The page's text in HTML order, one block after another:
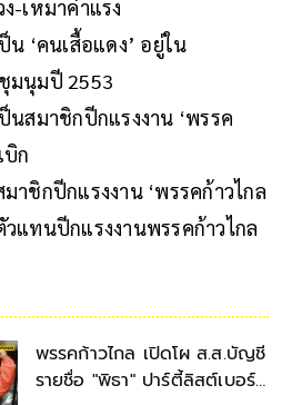
-เหมาค่าแรง
น ‘คนเสื้อแดง’ อยู่ใน
มนุมปี 2553
นสมาชิกปีกแรงงาน ‘พรรค
บิก
าชิกปีกแรงงาน ‘พรรคก้าวไกล
วแทนปีกแรงงานพรรคก้าวไกล
พรรคก้าวไกล เปิดโผ ส.ส.บัญชี
รายชื่อ "พิธา" ปาร์ตี้ลิสต์เบอร์